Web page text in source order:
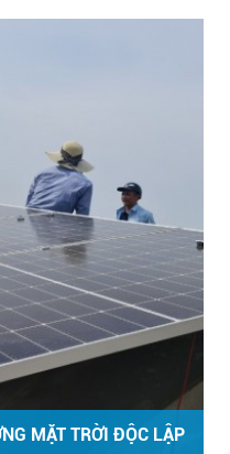
MẶT TRỜI ĐỘC LẬP